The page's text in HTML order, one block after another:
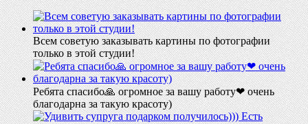
Всем советую заказывать картины по фотографии
только в этой студии!
Ребята спасибо🙏 огромное за вашу работу❤ очень
благодарна за такую красоту)